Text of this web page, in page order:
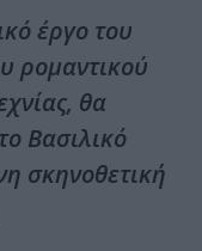
έργο του
ρομαντικού
θα
Βασιλικό
σκηνοθετική